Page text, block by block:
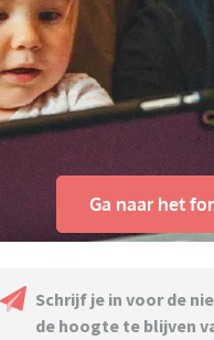
Ga naar het
Schrijf je in voor de
de hoogte te blijven